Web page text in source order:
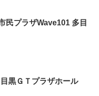
民プラザWave101 多目
黒ＧＴプラザホール